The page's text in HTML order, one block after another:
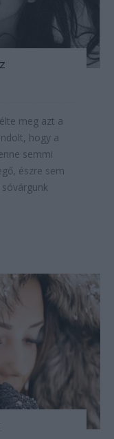
meg azt a
hogy a
semmi
észre sem